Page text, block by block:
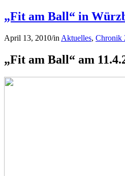
„Fit am Ball“ in
April 13, 2010/in Aktuelles, Chronik
„Fit am Ball“ am